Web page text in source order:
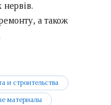
а також
и строительства
материалы